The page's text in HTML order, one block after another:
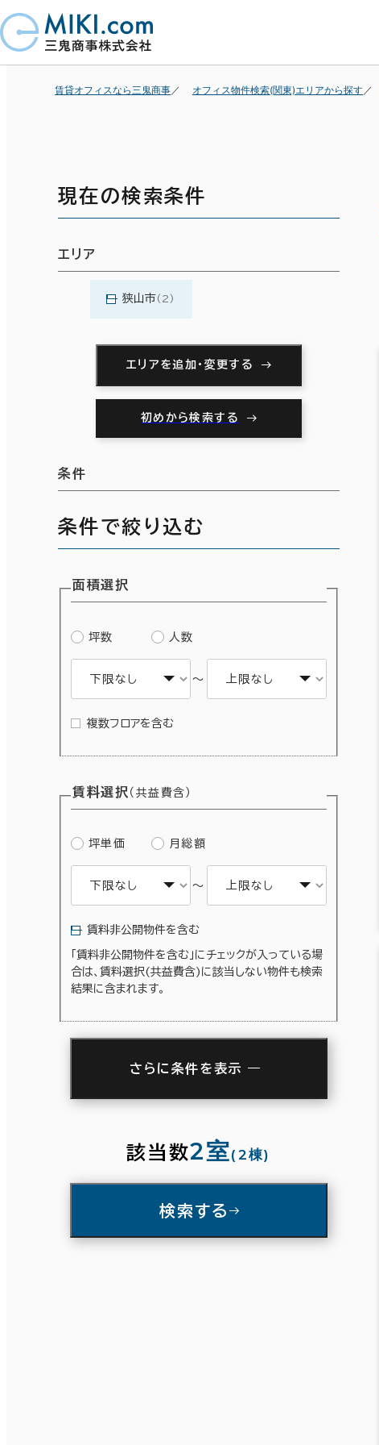
賃貸オフィスなら三鬼商事 オフィス物件検索(関東)エリアから探す
現在の検索条件
エリア
狭山市(2)
エリアを追加・変更する
初めから検索する
条件
条件で絞り込む
面積選択
坪数 人数
～
複数フロアを含む
賃料選択 （共益費含）
坪単価 月総額
～
賃料非公開物件を含む
「賃料非公開物件を含む」にチェックが入っている場
合は、賃料選択(共益費含)に該当しない物件も検索
結果に含まれます。
入居可能時期
さらに条件を表示
該当数2室(2棟)
検索する
条件で絞り込む